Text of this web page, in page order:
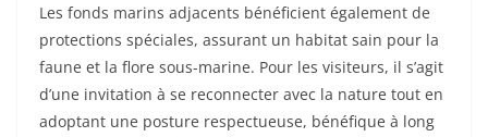
Les fonds marins adjacents bénéficient également de
protections spéciales, assurant un habitat sain pour la
faune et la flore sous-marine. Pour les visiteurs, il s’agit
d’une invitation à se reconnecter avec la nature tout en
adoptant une posture respectueuse, bénéfique à long